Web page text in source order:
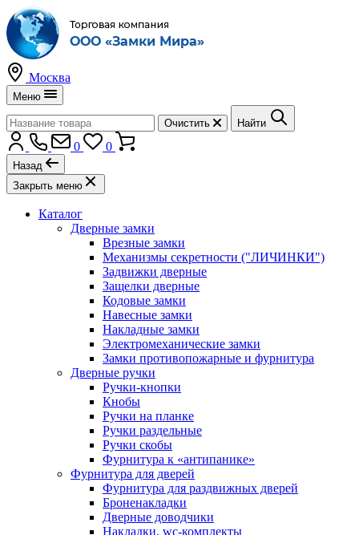
Москва
Меню
Очистить Найти
0 0
Назад
Закрыть меню
Каталог
Дверные замки
Врезные замки
Механизмы секретности ("ЛИЧИНКИ")
Задвижки дверные
Защелки дверные
Кодовые замки
Навесные замки
Накладные замки
Электромеханические замки
Замки противопожарные и фурнитура
Дверные ручки
Ручки-кнопки
Кнобы
Ручки на планке
Ручки раздельные
Ручки скобы
Фурнитура к «антипанике»
Фурнитура для дверей
Фурнитура для раздвижных дверей
Броненакладки
Дверные доводчики
Накладки, wc-комплекты